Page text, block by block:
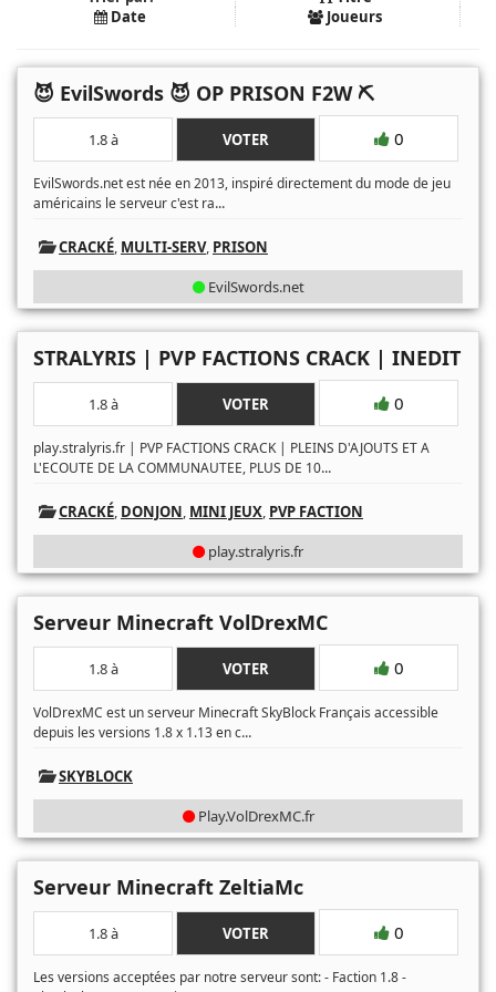
Date
Joueurs
😈 EvilSwords 😈 OP PRISON F2W ⛏
1.8 à VOTER 0
EvilSwords.net est née en 2013, inspiré directement du mode de jeu
américains le serveur c'est ra...
CRACKÉ, MULTI-SERV, PRISON
EvilSwords.net
STRALYRIS | PVP FACTIONS CRACK | INEDIT
1.8 à VOTER 0
play.stralyris.fr | PVP FACTIONS CRACK | PLEINS D'AJOUTS ET A
L'ECOUTE DE LA COMMUNAUTEE, PLUS DE 10...
CRACKÉ, DONJON, MINI JEUX, PVP FACTION
play.stralyris.fr
Serveur Minecraft VolDrexMC
1.8 à VOTER 0
VolDrexMC est un serveur Minecraft SkyBlock Français accessible
depuis les versions 1.8 x 1.13 en c...
SKYBLOCK
Play.VolDrexMC.fr
Serveur Minecraft ZeltiaMc
1.8 à VOTER 0
Les versions acceptées par notre serveur sont: - Faction 1.8 -